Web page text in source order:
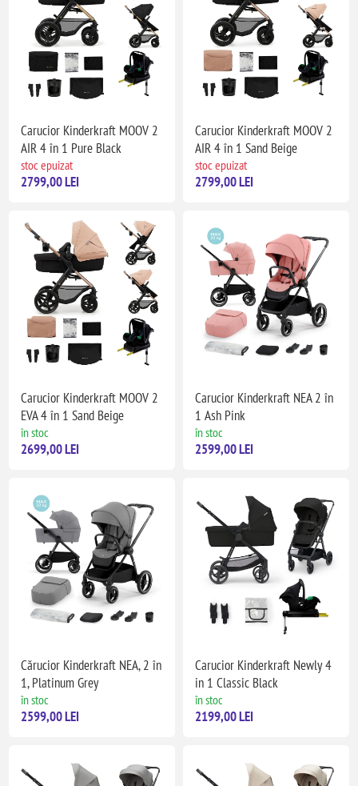
Carucior Kinderkraft MOOV 2
AIR 4 în 1 Pure Black
stoc epuizat
2799,00 LEI
Carucior Kinderkraft MOOV 2
AIR 4 în 1 Sand Beige
stoc epuizat
2799,00 LEI
Carucior Kinderkraft MOOV 2
EVA 4 în 1 Sand Beige
în stoc
2699,00 LEI
Carucior Kinderkraft NEA 2 în
1 Ash Pink
în stoc
2599,00 LEI
Cărucior Kinderkraft NEA, 2 în
1, Platinum Grey
în stoc
2599,00 LEI
Carucior Kinderkraft Newly 4
in 1 Classic Black
în stoc
2199,00 LEI